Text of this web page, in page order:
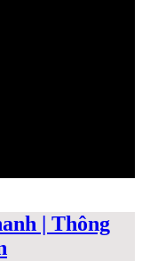
| Thông